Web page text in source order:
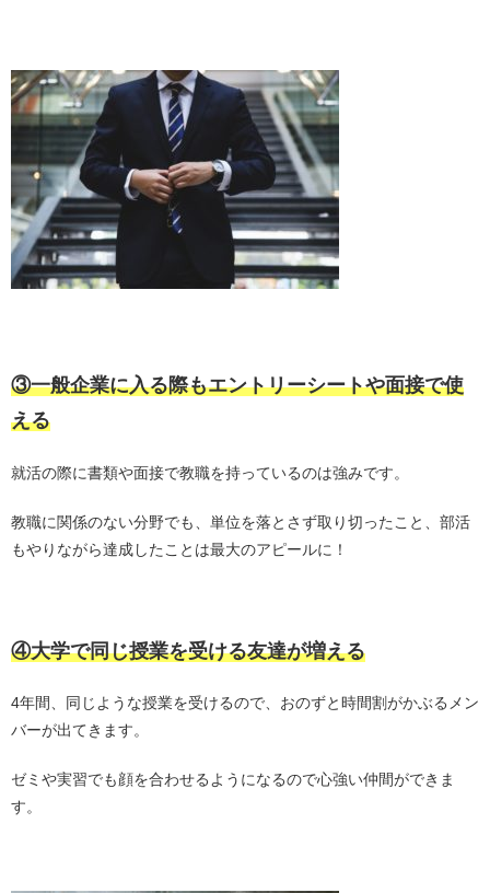
③一般企業に入る際もエントリーシートや面接で使
える
就活の際に書類や面接で教職を持っているのは強みです。
教職に関係のない分野でも、単位を落とさず取り切ったこと、部活
もやりながら達成したことは最大のアピールに！
④大学で同じ授業を受ける友達が増える
4年間、同じような授業を受けるので、おのずと時間割がかぶるメン
バーが出てきます。
ゼミや実習でも顔を合わせるようになるので心強い仲間ができま
す。